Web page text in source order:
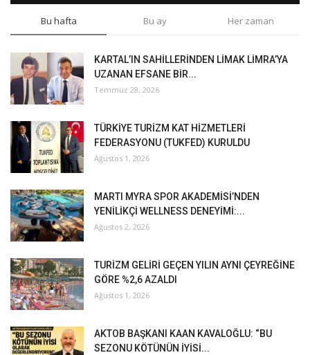
Bu hafta Bu ay Her zaman
KARTAL’IN SAHİLLERİNDEN LİMAK LİMRA’YA
UZANAN EFSANE BİR...
Temmuz 28, 2026
TÜRKİYE TURİZM KAT HİZMETLERİ
FEDERASYONU (TUKFED) KURULDU
Ağustos 1, 2026
MARTI MYRA SPOR AKADEMİSİ’NDEN
YENİLİKÇİ WELLNESS DENEYİMİ:...
Ağustos 2, 2026
TURİZM GELİRİ GEÇEN YILIN AYNI ÇEYREĞİNE
GÖRE %2,6 AZALDI
Ağustos 1, 2026
AKTOB BAŞKANI KAAN KAVALOĞLU: “BU
SEZONU KÖTÜNÜN İYİSİ...